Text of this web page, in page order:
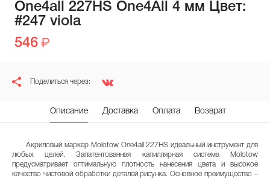
One4all 227HS One4All 4 мм Цвет:
#247 viola
546
Поделиться через:
Описание Доставка Оплата Возврат
Акриловый маркер Molotow One4all 227HS идеальный инструмент для
любых целей. Запатентованная капиллярная система Molotow
предусматривает оптимальную плотность нанесения цвета и высокое
качество чистовой обработки деталей рисунка. Основное преимущество –